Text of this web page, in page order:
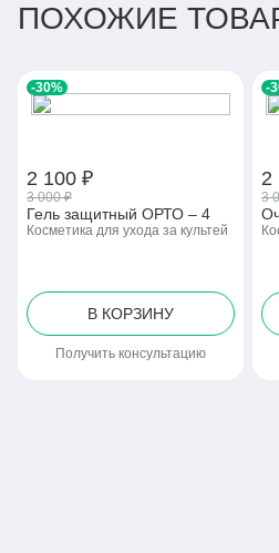
ПОХОЖИЕ
-30%
2 100 ₽
3 000 ₽
Гель защитный ОРТО – 4
Косметика для ухода за культей
В КОРЗИНУ
Получить консультацию
-
2
3